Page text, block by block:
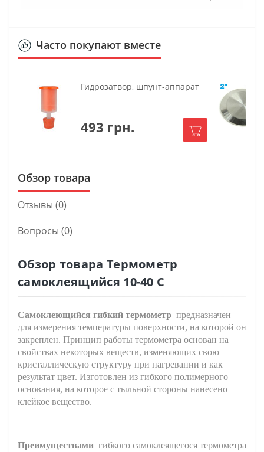
Часто покупают вместе
Гидрозатвор, шпунт-аппарат
493 грн.
Обзор товара
Отзывы (0)
Вопросы (0)
Обзор товара Термометр
самоклеящийся 10-40 С
Самоклеющийся гибкий термометр предназначен
для измерения температуры поверхности, на которой он
закреплен. Принцип работы термометра основан на
свойствах некоторых веществ, изменяющих свою
кристаллическую структуру при нагревании и как
результат цвет. Изготовлен из гибкого полимерного
основания, на которое с тыльной стороны нанесено
клейкое вещество.
Преимуществами гибкого самоклеящегося термометра